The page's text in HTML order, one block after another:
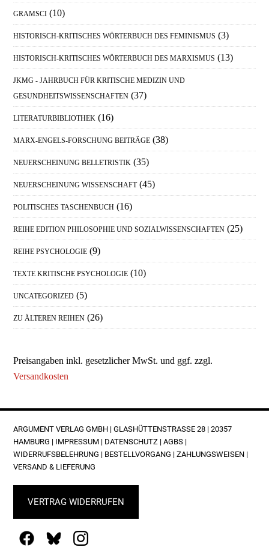
GRAMSCI (10)
HISTORISCH-KRITISCHES WÖRTERBUCH DES FEMINISMUS (3)
HISTORISCH-KRITISCHES WÖRTERBUCH DES MARXISMUS (13)
JKMG - JAHRBUCH FÜR KRITISCHE MEDIZIN UND
GESUNDHEITSWISSENSCHAFTEN (37)
LITERATURBIBLIOTHEK (16)
MARX-ENGELS-FORSCHUNG BEITRÄGE (38)
NEUERSCHEINUNG BELLETRISTIK (35)
NEUERSCHEINUNG WISSENSCHAFT (45)
POLITISCHES TASCHENBUCH (16)
REIHE EDITION PHILOSOPHIE UND SOZIALWISSENSCHAFTEN (25)
REIHE PSYCHOLOGIE (9)
TEXTE KRITISCHE PSYCHOLOGIE (10)
UNCATEGORIZED (5)
ZU ÄLTEREN REIHEN (26)
Preisangaben inkl. gesetzlicher MwSt. und ggf. zzgl.
Versandkosten
FOOTER
ARGUMENT VERLAG GMBH | GLASHÜTTENSTRASSE 28 | 20357 H
AMBURG | IMPRESSUM | DATENSCHUTZ |AGBS |
WIDERRUFSBELEHRUNG | BESTELLVORGANG |ZAHLUNGSWEISEN |
VERSAND & LIEFERUNG
VERTRAG WIDERRUFEN